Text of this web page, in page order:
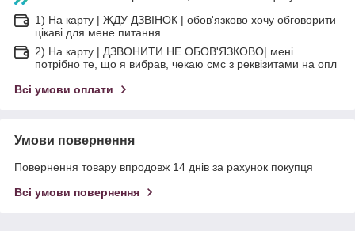
1) На карту | ЖДУ ДЗВІНОК | обов'язково хочу обговорити
цікаві для мене питання
2) На карту | ДЗВОНИТИ НЕ ОБОВ'ЯЗКОВО| мені
потрібно те, що я вибрав, чекаю смс з реквізитами на опл
Всі умови оплати
Умови повернення
Повернення товару впродовж 14 днів за рахунок покупця
Всі умови повернення